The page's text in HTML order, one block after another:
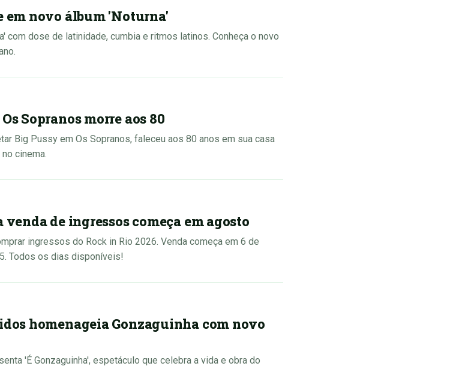
novo álbum 'Noturna'
com dose de latinidade, cumbia e ritmos latinos. Conheça o novo
Sopranos morre aos 80
Big Pussy em Os Sopranos, faleceu aos 80 anos em sua casa
cinema.
de ingressos começa em agosto
ingressos do Rock in Rio 2026. Venda começa em 6 de
Todos os dias disponíveis!
homenageia Gonzaguinha com novo
'É Gonzaguinha', espetáculo que celebra a vida e obra do